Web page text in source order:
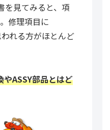
を見てみると、項
修理項目に
れる方がほとんど
ASSY部品とはど